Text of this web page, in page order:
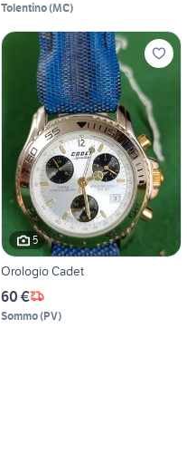
Tolentino(MC)
5
Orologio Cadet
60 €
Sommo(PV)